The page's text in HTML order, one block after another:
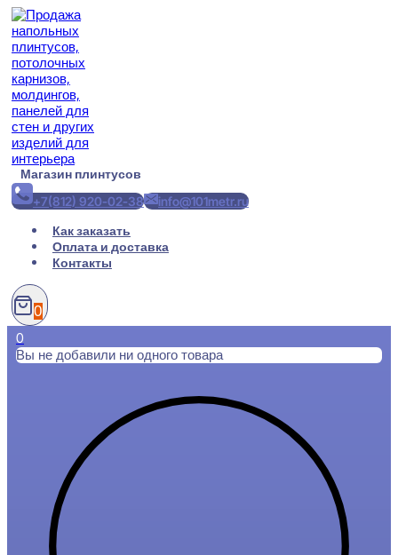
Перейти
содержимому
Магазин плинтусов
+7(812) 920-02-38
info@101metr.ru
Как заказать
Оплата и доставка
Контакты
0
0
Вы не добавили ни одного товара